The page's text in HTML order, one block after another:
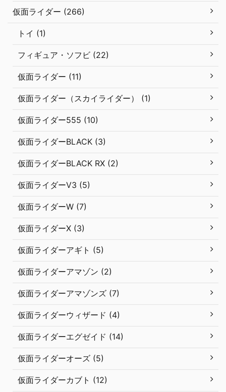
仮面ライダー (266)
トイ (1)
フィギュア・ソフビ (22)
仮面ライダー (11)
仮面ライダー（スカイライダー） (1)
仮面ライダー555 (10)
仮面ライダーBLACK (3)
仮面ライダーBLACK RX (2)
仮面ライダーV3 (5)
仮面ライダーW (7)
仮面ライダーX (3)
仮面ライダーアギト (5)
仮面ライダーアマゾン (2)
仮面ライダーアマゾンズ (7)
仮面ライダーウィザード (4)
仮面ライダーエグゼイド (14)
仮面ライダーオーズ (5)
仮面ライダーカブト (12)